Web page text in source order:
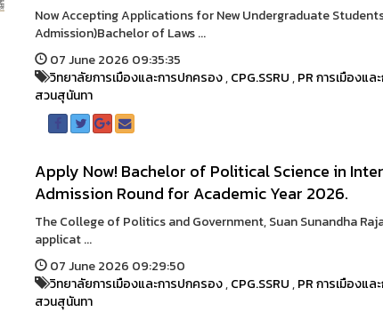
Now Accepting Applications for New Undergraduate
Admission)Bachelor of Laws ...
07 June 2026 09:35:35
วิทยาลัยการเมืองและการปกครอง,CPG.SSRU,PR การเมืองแ
สวนสุนันทา
Apply Now! Bachelor of Political Science in
Admission Round for Academic Year 2026.
The College of Politics and Government, Suan Sunandha
applicat ...
07 June 2026 09:29:50
วิทยาลัยการเมืองและการปกครอง,CPG.SSRU,PR การเมืองแ
สวนสุนันทา